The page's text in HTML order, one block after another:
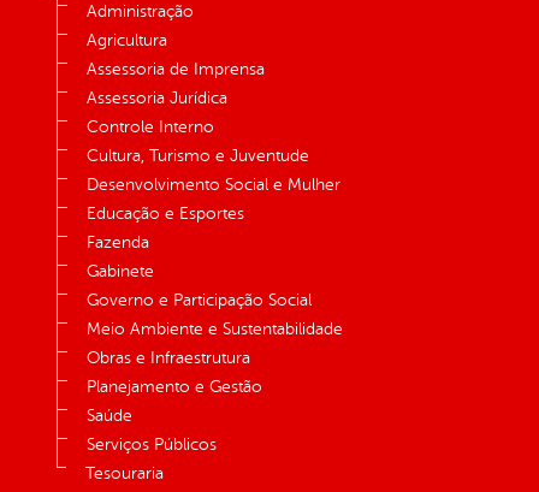
Administração
Agricultura
Assessoria de Imprensa
Assessoria Jurídica
Controle Interno
Cultura, Turismo e Juventude
Desenvolvimento Social e Mulher
Educação e Esportes
Fazenda
Gabinete
Governo e Participação Social
Meio Ambiente e Sustentabilidade
Obras e Infraestrutura
Planejamento e Gestão
Saúde
Serviços Públicos
Tesouraria